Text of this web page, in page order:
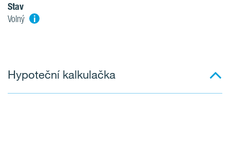
Stav
Volný i
Hypoteční kalkulačka